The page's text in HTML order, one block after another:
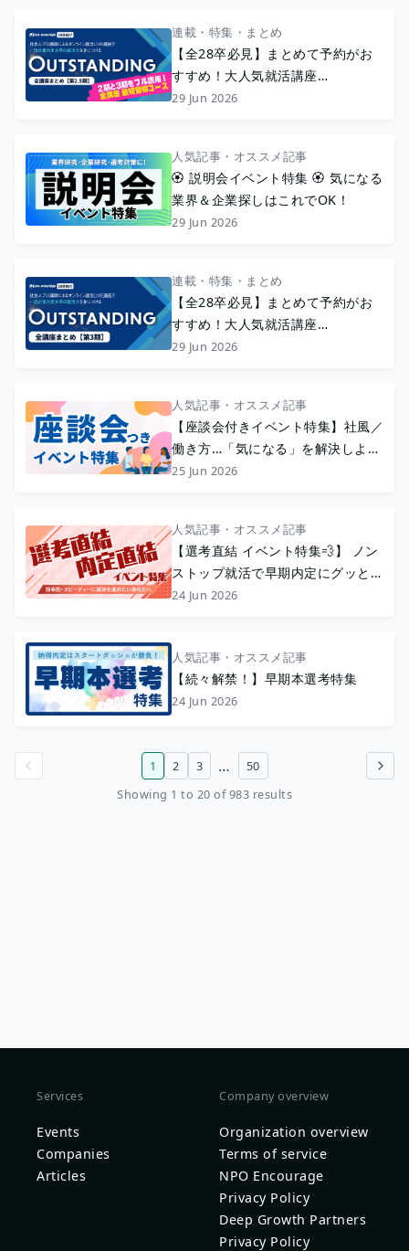
連載・特集・まとめ
【全28卒必見】まとめて予約がお
すすめ！大人気就活講座
『OUTSTANDING』〈2.5期〉◢◤
29 Jun 2026
人気記事・オススメ記事
🏵️ 説明会イベント特集 🏵️ 気になる
業界＆企業探しはこれでOK！
29 Jun 2026
連載・特集・まとめ
【全28卒必見】まとめて予約がお
すすめ！大人気就活講座
『OUTSTANDING』〈3期〉
29 Jun 2026
人気記事・オススメ記事
【座談会付きイベント特集】社風／
働き方…「気になる」を解決しよう
💡
25 Jun 2026
人気記事・オススメ記事
【選考直結 イベント特集💨】 ノン
ストップ就活で早期内定にグッと近
づく！🔥
24 Jun 2026
人気記事・オススメ記事
【続々解禁！】早期本選考特集
24 Jun 2026
Next page
1 2 3 …
50
Showing 1 to 20 of 983 results
Services
Events
Companies
Articles
Company overview
Organization overview
Terms of service
NPO Encourage
Privacy Policy
Deep Growth Partners
Privacy Policy